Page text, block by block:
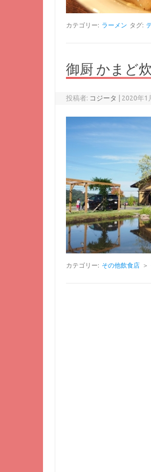
カテゴリー: ラーメン タグ:
御厨 かまど
投稿者: コジータ 2020年1
カテゴリー: その他飲食店 ＞